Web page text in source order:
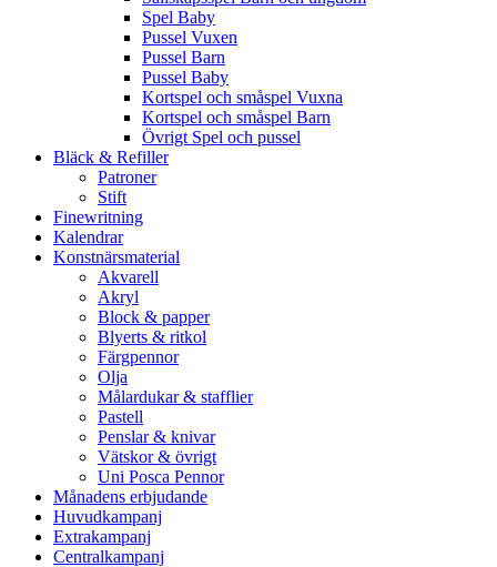
Spel Baby
Pussel Vuxen
Pussel Barn
Pussel Baby
Kortspel och småspel Vuxna
Kortspel och småspel Barn
Övrigt Spel och pussel
Bläck & Refiller
Patroner
Stift
Finewritning
Kalendrar
Konstnärsmaterial
Akvarell
Akryl
Block & papper
Blyerts & ritkol
Färgpennor
Olja
Målardukar & stafflier
Pastell
Penslar & knivar
Vätskor & övrigt
Uni Posca Pennor
Månadens erbjudande
Huvudkampanj
Extrakampanj
Centralkampanj